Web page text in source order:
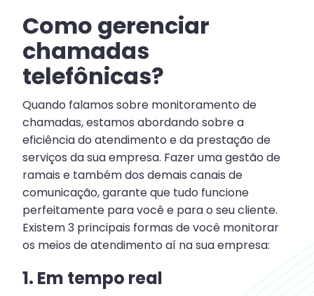
Como gerenciar
chamadas
telefônicas?
Quando falamos sobre monitoramento de
chamadas, estamos abordando sobre a
eficiência do atendimento e da prestação de
serviços da sua empresa. Fazer uma gestão de
ramais e também dos demais canais de
comunicação, garante que tudo funcione
perfeitamente para você e para o seu cliente.
Existem 3 principais formas de você monitorar
os meios de atendimento aí na sua empresa:
1. Em tempo real